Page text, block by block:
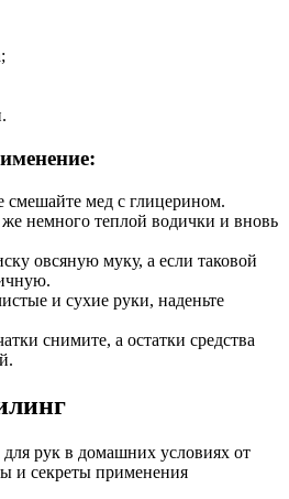
смешайте мед с глицерином.
же немного теплой водички и вновь
овсяную муку, а если таковой
и сухие руки, наденьте
снимите, а остатки средства